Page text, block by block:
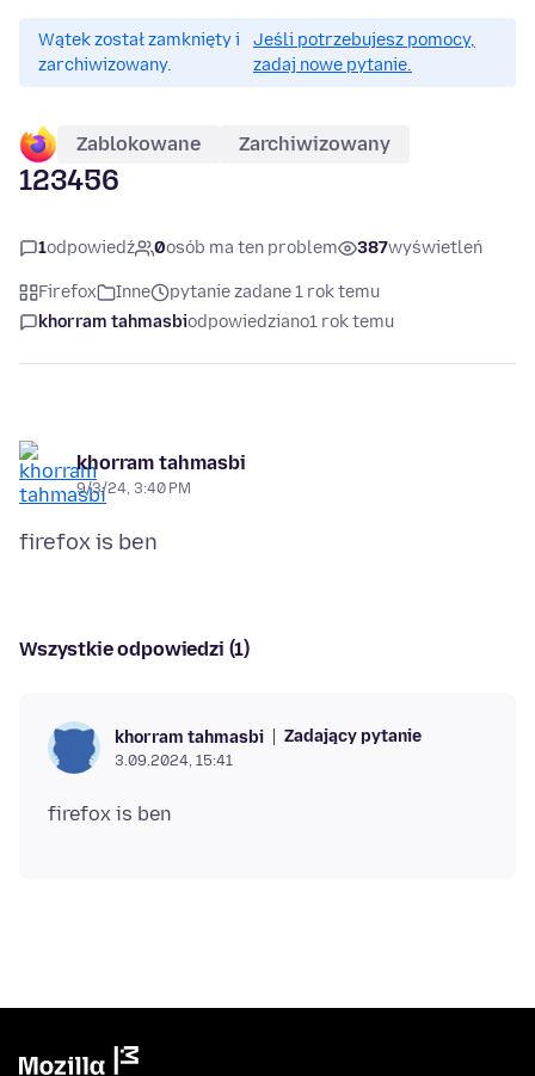
Wątek został zamknięty i
zarchiwizowany.
Jeśli potrzebujesz pomocy,
zadaj nowe pytanie.
Zablokowane Zarchiwizowany
123456
1odpowiedź 0osób ma ten problem 387wyświetleń
Firefox Inne
pytanie zadane 1 rok temu
khorram tahmasbiodpowiedziano1 rok temu
khorram tahmasbi
9/3/24, 3:40 PM
Wszystkie odpowiedzi (1)
khorram tahmasbi Zadający pytanie
3.09.2024, 15:41